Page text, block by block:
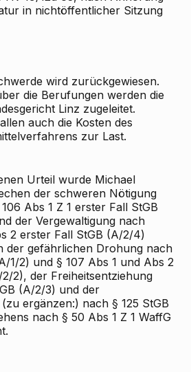
in nichtöffentlicher Sitzung
wird zurückgewiesen.
die Berufungen werden die
Linz zugeleitet.
auch die Kosten des
zur Last.
Urteil wurde Michael
der schweren Nötigung
Abs 1 Z 1 erster Fall StGB
der Vergewaltigung nach
2 erster Fall StGB (A/2/4)
der gefährlichen Drohung nach
1/2) und § 107 Abs 1 und Abs 2
2), der Freiheitsentziehung
(A/2/3) und der
ergänzen:) nach § 125 StGB
nach § 50 Abs 1 Z 1 WaffG